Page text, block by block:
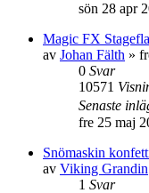
sön 28 apr
Magic FX
av Johan Fälth »
0 Svar
10571
Senaste
fre 25 maj
Snömaskin
av Viking Grandin
1 Svar